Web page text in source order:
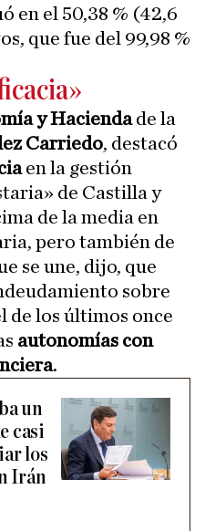
en el 50,38 % (42,6
que fue del 99,98 %
y Haciendade la
Carriedo, destacó
en la gestión
de Castilla y
de la media en
pero también de
se une, dijo, que
sobre
de los últimos once
autonomías con
.
un
casi
los
Irán